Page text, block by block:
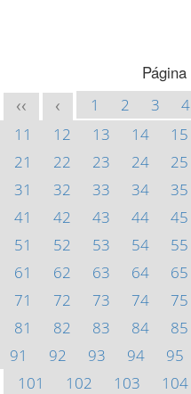
Página
<< < 1 2 3 4
11
12 13 14 15
21
22 23 24 25
31
32 33 34 35
41
42 43 44 45
51
52 53 54 55
61
62 63 64 65
71
72 73 74 75
81
82 83 84 85
91
92 93 94 95
101
102 103 104